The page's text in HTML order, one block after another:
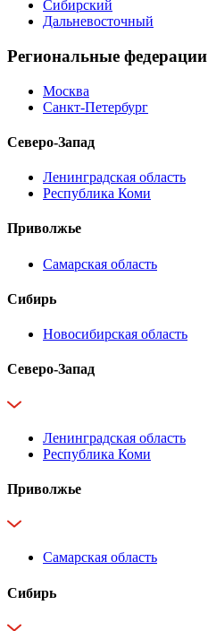
Сибирский
Дальневосточный
Региональные федерации
Москва
Санкт-Петербург
Северо-Запад
Ленинградская область
Республика Коми
Приволжье
Самарская область
Сибирь
Новосибирская область
Северо-Запад
Ленинградская область
Республика Коми
Приволжье
Самарская область
Сибирь